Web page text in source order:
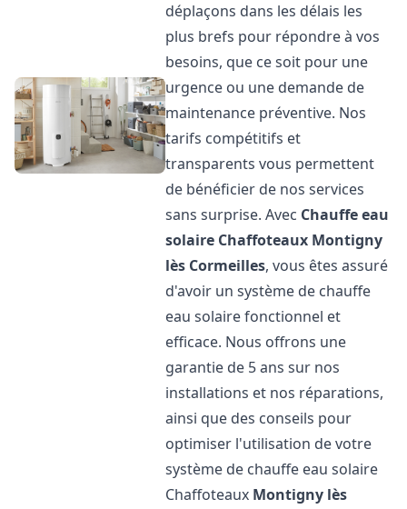
déplaçons dans les délais les
plus brefs pour répondre à vos
besoins, que ce soit pour une
urgence ou une demande de
maintenance préventive. Nos
tarifs compétitifs et
transparents vous permettent
de bénéficier de nos services
sans surprise. Avec Chauffe eau
solaire Chaffoteaux Montigny
lès Cormeilles, vous êtes assuré
d'avoir un système de chauffe
eau solaire fonctionnel et
efficace. Nous offrons une
garantie de 5 ans sur nos
installations et nos réparations,
ainsi que des conseils pour
optimiser l'utilisation de votre
système de chauffe eau solaire
Chaffoteaux Montigny lès